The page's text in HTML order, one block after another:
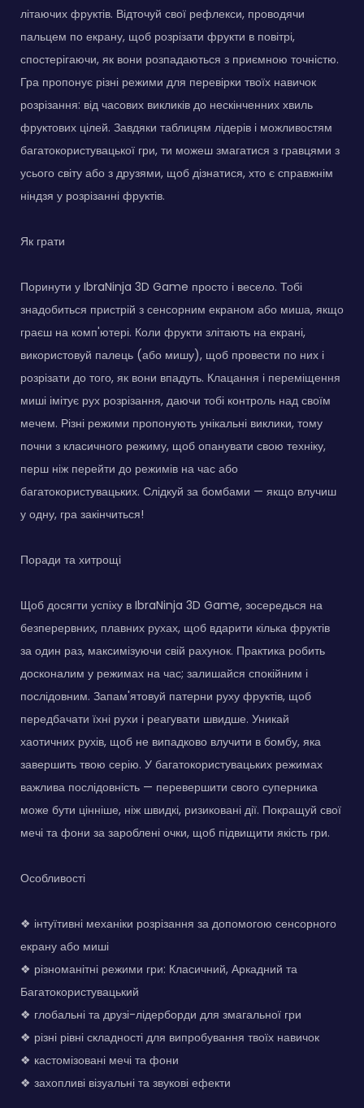
літаючих фруктів. Відточуй свої рефлекси, проводячи
пальцем по екрану, щоб розрізати фрукти в повітрі,
спостерігаючи, як вони розпадаються з приємною точністю.
Гра пропонує різні режими для перевірки твоїх навичок
розрізання: від часових викликів до нескінченних хвиль
фруктових цілей. Завдяки таблицям лідерів і можливостям
багатокористувацької гри, ти можеш змагатися з гравцями з
усього світу або з друзями, щоб дізнатися, хто є справжнім
ніндзя у розрізанні фруктів.
Як грати
Поринути у IbraNinja 3D Game просто і весело. Тобі
знадобиться пристрій з сенсорним екраном або миша, якщо
граєш на комп'ютері. Коли фрукти злітають на екрані,
використовуй палець (або мишу), щоб провести по них і
розрізати до того, як вони впадуть. Клацання і переміщення
миші імітує рух розрізання, даючи тобі контроль над своїм
мечем. Різні режими пропонують унікальні виклики, тому
почни з класичного режиму, щоб опанувати свою техніку,
перш ніж перейти до режимів на час або
багатокористувацьких. Слідкуй за бомбами — якщо влучиш
у одну, гра закінчиться!
Поради та хитрощі
Щоб досягти успіху в IbraNinja 3D Game, зосередься на
безперервних, плавних рухах, щоб вдарити кілька фруктів
за один раз, максимізуючи свій рахунок. Практика робить
досконалим у режимах на час; залишайся спокійним і
послідовним. Запам'ятовуй патерни руху фруктів, щоб
передбачати їхні рухи і реагувати швидше. Уникай
хаотичних рухів, щоб не випадково влучити в бомбу, яка
завершить твою серію. У багатокористувацьких режимах
важлива послідовність — перевершити свого суперника
може бути цінніше, ніж швидкі, ризиковані дії. Покращуй свої
мечі та фони за зароблені очки, щоб підвищити якість гри.
Особливості
❖ інтуїтивні механіки розрізання за допомогою сенсорного
екрану або миші
❖ різноманітні режими гри: Класичний, Аркадний та
Багатокористувацький
❖ глобальні та друзі-лідерборди для змагальної гри
❖ різні рівні складності для випробування твоїх навичок
❖ кастомізовані мечі та фони
❖ захопливі візуальні та звукові ефекти